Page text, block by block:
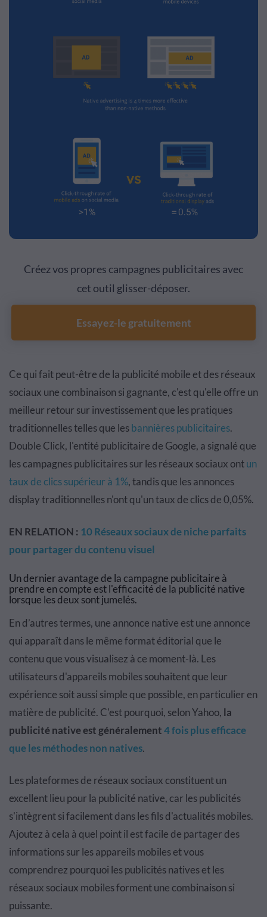
Créez vos propres campagnes publicitaires avec
cet outil glisser-déposer.
Essayez-le gratuitement
Ce qui fait peut-être de la publicité mobile et des réseaux
sociaux une combinaison si gagnante, c'est qu'elle offre un
meilleur retour sur investissement que les pratiques
traditionnelles telles que lesbannières publicitaires.
Double Click, l'entité publicitaire de Google, a signalé que
les campagnes publicitaires sur les réseaux sociaux ontun
taux de clics supérieur à 1%, tandis que les annonces
display traditionnelles n'ont qu'un taux de clics de 0,05%.
EN RELATION : 10 Réseaux sociaux de niche parfaits
pour partager du contenu visuel
Un dernier avantage de la campagne publicitaire à
prendre en compte est l'efficacité de la publicité native
lorsque les deux sont jumelés.
En d’autres termes, une annonce native est une annonce
qui apparaît dans le même format éditorial que le
contenu que vous visualisez à ce moment-là. Les
utilisateurs d'appareils mobiles souhaitent que leur
expérience soit aussi simple que possible, en particulier en
matière de publicité. C'est pourquoi, selon Yahoo, la
publicité native est généralement4 fois plus efficace
que les méthodes non natives.
Les plateformes de réseaux sociaux constituent un
excellent lieu pour la publicité native, car les publicités
s'intègrent si facilement dans les fils d'actualités mobiles.
Ajoutez à cela à quel point il est facile de partager des
informations sur les appareils mobiles et vous
comprendrez pourquoi les publicités natives et les
réseaux sociaux mobiles forment une combinaison si
puissante.